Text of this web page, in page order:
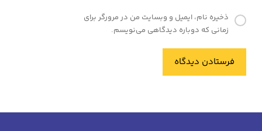
ذخیره نام، ایمیل و وبسایت من در مرورگر برای
زمانی که دوباره دیدگاهی می‌نویسم.
فرستادن دیدگاه